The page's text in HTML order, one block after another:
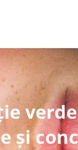
verde
și